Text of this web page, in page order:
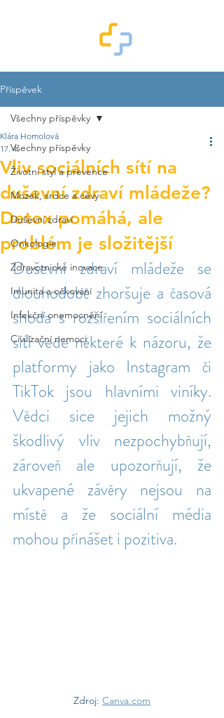
Příspěvek
Všechny příspěvky
Životní styl a prevence
Mozek, srdce a cévy
Duševní zdraví
Onkologie
Zdravotnické inovace
Imunita a očkování
Infekční onemocnění
Civilizační nemoci
Všechny příspěvky
Vliv sociálních sítí na
duševní zdraví mládeže?
Detox pomáhá, ale
problém je složitější
Klára Homolová
17. 4.
Duševní zdraví mládeže se
dlouhodobě zhoršuje a časová
shoda s rozšířením sociálních
sítí vede některé k názoru, že
platformy jako Instagram či
TikTok jsou hlavními viníky.
Vědci sice jejich možný
škodlivý vliv nezpochybňují,
zároveň ale upozorňují, že
ukvapené závěry nejsou na
místě a že sociální média
mohou přinášet i pozitiva.
Zdroj: Canva.com